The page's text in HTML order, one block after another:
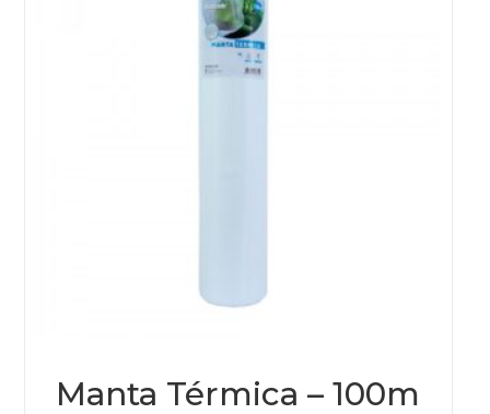
Manta Térmica – 100m